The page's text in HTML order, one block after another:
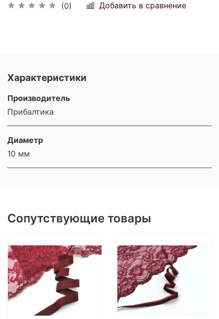
(0) Добавить в сравнение
Характеристики
Производитель
Прибалтика
Диаметр
10 мм
Сопутствующие товары